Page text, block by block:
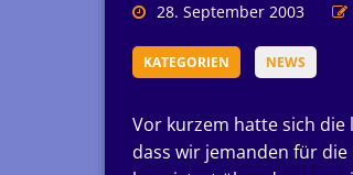
28. September 2003
KATEGORIEN NEWS
Vor kurzem hatte sich die
dass wir jemanden für